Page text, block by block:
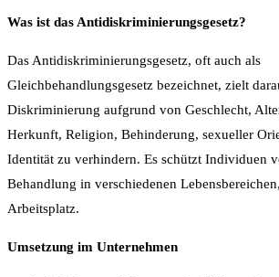
Was ist das Antidiskriminierungsgesetz?
Das Antidiskriminierungsgesetz, oft auch als
Gleichbehandlungsgesetz bezeichnet, zielt
Diskriminierung aufgrund von Geschlecht,
Herkunft, Religion, Behinderung, sexueller
Identität zu verhindern. Es schützt Individuen
Behandlung in verschiedenen
Arbeitsplatz.
Umsetzung im Unternehmen